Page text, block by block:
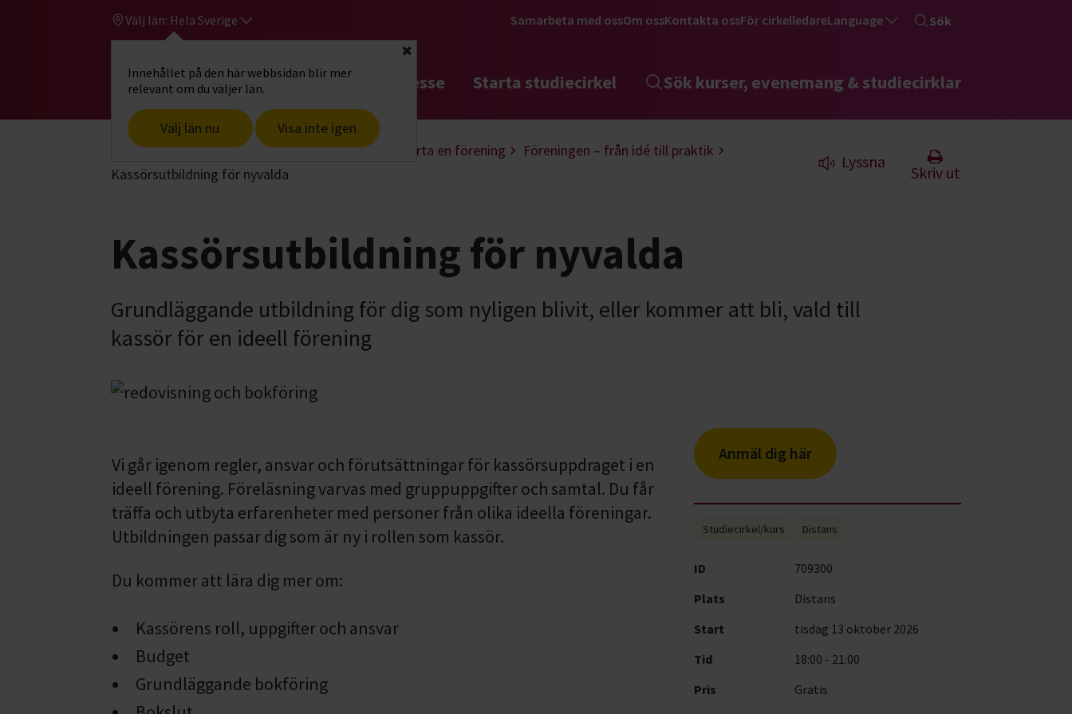
Välj län: Hela Sverige
Innehållet på den här webbsidan blir mer
relevant om du väljer län.
Välj län nu Visa inte igen
Stäng
Samarbeta med ossOm ossKontakta ossFör cirkelledareLanguage Sök
Gå till studiefrämjandets startsidaHitta intresse Starta studiecirkel Sök kurser, evenemang & studiecirklar
Start Hitta intresse Föreningsutveckling Starta en förening
Föreningen – från idé till praktik
Kassörsutbildning för nyvalda
Lyssna
Skriv ut
Kassörsutbildning för nyvalda
Grundläggande utbildning för dig som nyligen blivit, eller kommer att bli, vald till
kassör för en ideell förening
Vi går igenom regler, ansvar och förutsättningar för kassörsuppdraget i en
ideell förening. Föreläsning varvas med gruppuppgifter och samtal. Du får
träffa och utbyta erfarenheter med personer från olika ideella föreningar.
Utbildningen passar dig som är ny i rollen som kassör.
Du kommer att lära dig mer om:
Kassörens roll, uppgifter och ansvar
Budget
Grundläggande bokföring
Anmäl dig här
Studiecirkel/kurs Distans
ID
709300
Plats
Distans
Start
tisdag 13 oktober 2026
Tid
18:00 - 21:00
Pris
Gratis